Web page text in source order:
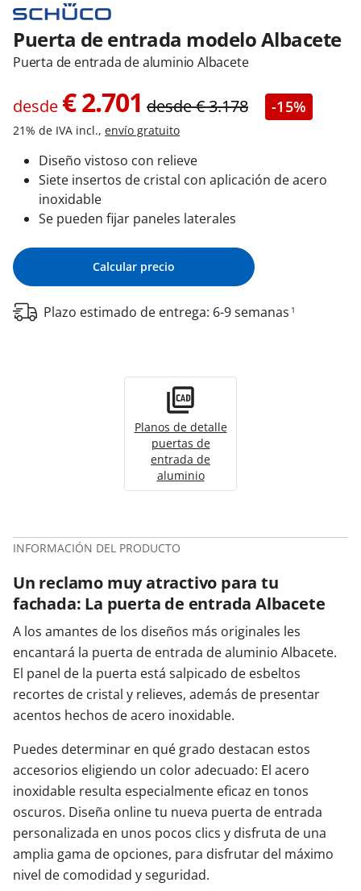
Puerta de entrada modelo Albacete
Puerta de entrada de aluminio Albacete
desde €2.701 desde€3.178 -15%
21% de IVA incl., envío gratuito
Diseño vistoso con relieve
Siete insertos de cristal con aplicación de acero
inoxidable
Se pueden fijar paneles laterales
Calcular precio
Plazo estimado de entrega: 6-9 semanas 1
Planos de detalle
puertas de
entrada de
aluminio
INFORMACIÓN DEL PRODUCTO
Un reclamo muy atractivo para tu
fachada: La puerta de entrada Albacete
A los amantes de los diseños más originales les
encantará la puerta de entrada de aluminio Albacete.
El panel de la puerta está salpicado de esbeltos
recortes de cristal y relieves, además de presentar
acentos hechos de acero inoxidable.
Puedes determinar en qué grado destacan estos
accesorios eligiendo un color adecuado: El acero
inoxidable resulta especialmente eficaz en tonos
oscuros. Diseña online tu nueva puerta de entrada
personalizada en unos pocos clics y disfruta de una
amplia gama de opciones, para disfrutar del máximo
nivel de comodidad y seguridad.